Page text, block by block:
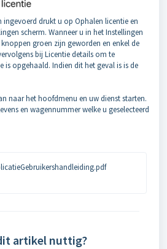
ingevoerd drukt u op Ophalen licentie en
scherm. Wanneer u in het Instellingen
groen zijn geworden en enkel de
bij Licentie details om te
is opgehaald. Indien dit het geval is is de
naar het hoofdmenu en uw dienst starten.
en wagennummer welke u geselecteerd
artikel nuttig?